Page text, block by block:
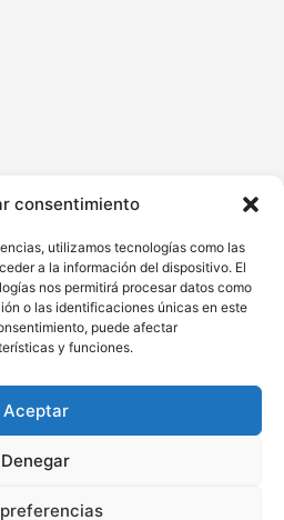
consentimiento
utilizamos tecnologías como las
a la información del dispositivo. El
nos permitirá procesar datos como
o las identificaciones únicas en este
puede afectar
y funciones.
Aceptar
Denegar